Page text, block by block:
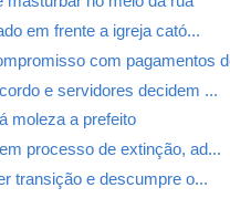
em frente a igreja cató...
com pagamentos
e servidores decidem ...
moleza a prefeito
processo de extinção, ad...
transição e descumpre o...